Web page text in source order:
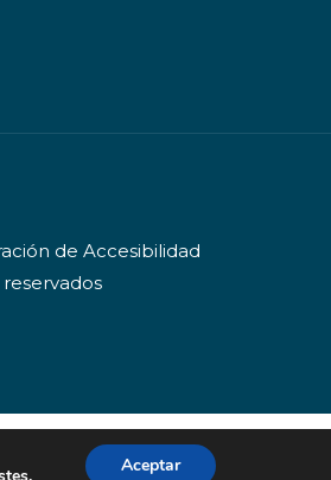
de Accesibilidad
Aceptar